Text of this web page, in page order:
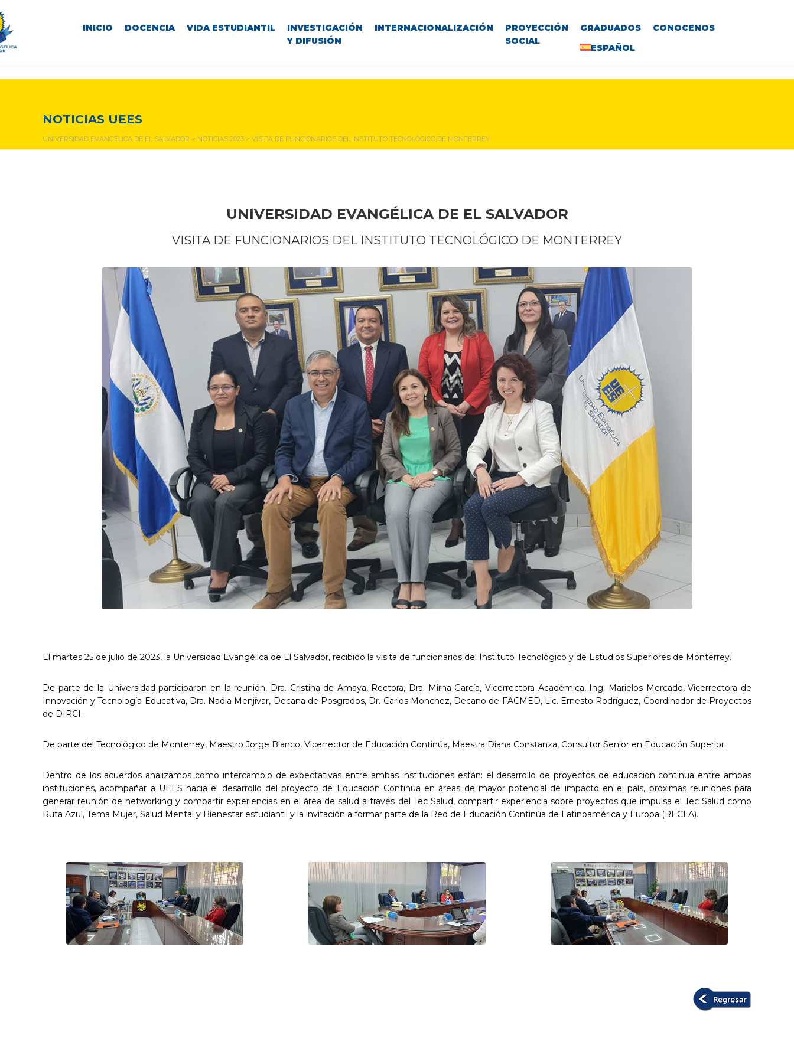
INICIO DOCENCIA VIDA ESTUDIANTIL
INVESTIGACIÓN
Y DIFUSIÓN
INTERNACIONALIZACIÓN
PROYECCIÓN
SOCIAL
GRADUADOS
CONOCENOS
ESPAÑOL
NOTICIAS UEES
UNIVERSIDAD EVANGÉLICA DE EL SALVADOR > NOTICIAS 2023 > VISITA DE FUNCIONARIOS DEL INSTITUTO TECNOLÓGICO DE MONTERREY
UNIVERSIDAD EVANGÉLICA DE EL SALVADOR
VISITA DE FUNCIONARIOS DEL INSTITUTO TECNOLÓGICO DE MONTERREY​
El martes 25 de julio de 2023, la Universidad Evangélica de El Salvador, recibido la visita de funcionarios del Instituto Tecnológico y de Estudios Superiores de Monterrey.
De parte de la Universidad participaron en la reunión, Dra. Cristina de Amaya, Rectora, Dra. Mirna García, Vicerrectora Académica, Ing. Marielos Mercado, Vicerrectora de
Innovación y Tecnología Educativa, Dra. Nadia Menjívar, Decana de Posgrados, Dr. Carlos Monchez, Decano de FACMED, Lic. Ernesto Rodríguez, Coordinador de Proyectos
de DIRCI.
De parte del Tecnológico de Monterrey, Maestro Jorge Blanco, Vicerrector de Educación Continúa, Maestra Diana Constanza, Consultor Senior en Educación Superior.
Dentro de los acuerdos analizamos como intercambio de expectativas entre ambas instituciones están: el desarrollo de proyectos de educación continua entre ambas
instituciones, acompañar a UEES hacia el desarrollo del proyecto de Educación Continua en áreas de mayor potencial de impacto en el país, próximas reuniones para
generar reunión de networking y compartir experiencias en el área de salud a través del Tec Salud, compartir experiencia sobre proyectos que impulsa el Tec Salud como
Ruta Azul, Tema Mujer, Salud Mental y Bienestar estudiantil y la invitación a formar parte de la Red de Educación Continúa de Latinoamérica y Europa (RECLA).